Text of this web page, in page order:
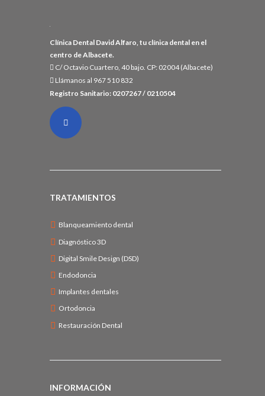
Clínica Dental David Alfaro, tu clínica dental en el
centro de Albacete.
C/ Octavio Cuartero, 40 bajo. CP: 02004 (Albacete)
Llámanos al 967 510 832
Registro Sanitario: 0207267 / 0210504
TRATAMIENTOS
Blanqueamiento dental
Diagnóstico 3D
Digital Smile Design (DSD)
Endodoncia
Implantes dentales
Ortodoncia
Restauración Dental
INFORMACIÓN